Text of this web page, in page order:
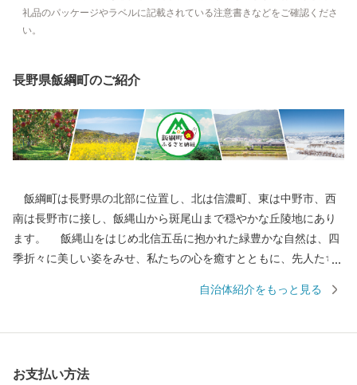
礼品のパッケージやラベルに記載されている注意書きなどをご確認くださ
い。
長野県飯綱町のご紹介
飯綱町は長野県の北部に位置し、北は信濃町、東は中野市、西
南は長野市に接し、飯縄山から斑尾山まで穏やかな丘陵地にあり
ます。 飯縄山をはじめ北信五岳に抱かれた緑豊かな自然は、四
季折々に美しい姿をみせ、私たちの心を癒すとともに、先人たち
私たちの生活すべての基盤となっています。 その豊かな自然と
ど果樹の一大産地として発展してきました。 大自然に囲まれ四
自治体紹介をもっと見る
お支払い方法